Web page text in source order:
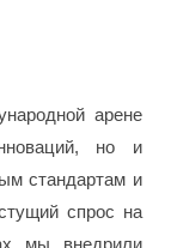
арене
но и
стандартам и
спрос на
мы внедрили